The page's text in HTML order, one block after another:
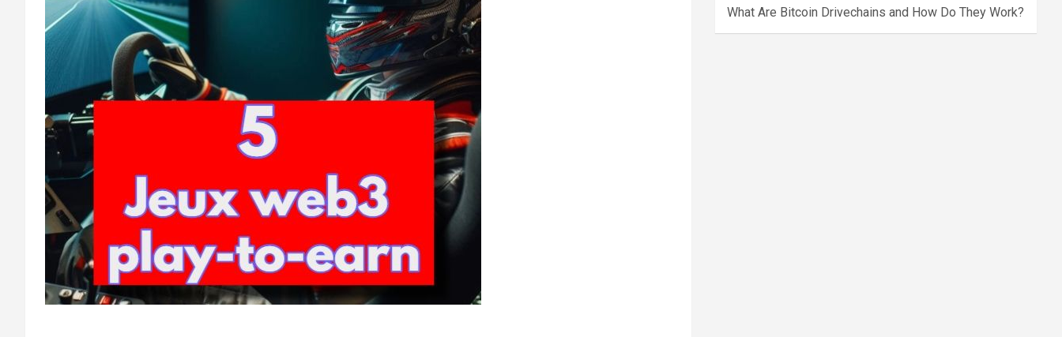
What Are Bitcoin Drivechains and How Do They Work?